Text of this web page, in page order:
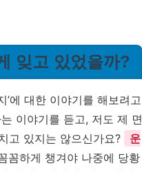
잊고 있었을까?
’에 대한 이야기를 해보려고
이야기를 듣고, 저도 제 면
고 있지는 않으신가요?
운
꼼하게 챙겨야 나중에 당황